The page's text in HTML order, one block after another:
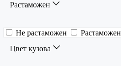
Растаможен
Не растаможен
Растаможен
Цвет кузова